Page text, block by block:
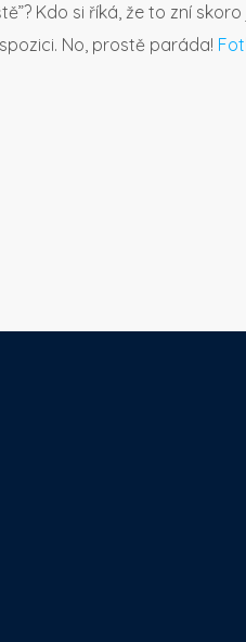
Kdo si říká, že to zní
No, prostě paráda!